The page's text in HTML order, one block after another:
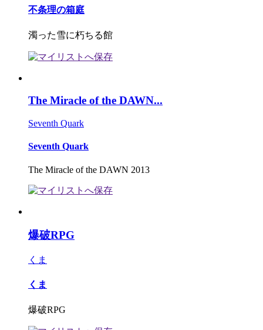
不条理の箱庭
濁った雪に朽ちる館
The Miracle of the DAWN...
Seventh Quark
Seventh Quark
The Miracle of the DAWN 2013
爆破RPG
くま
くま
爆破RPG